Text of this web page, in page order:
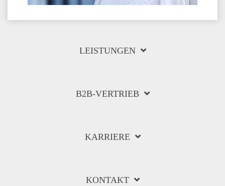
LEISTUNGEN
B2B-VERTRIEB
KARRIERE
KONTAKT